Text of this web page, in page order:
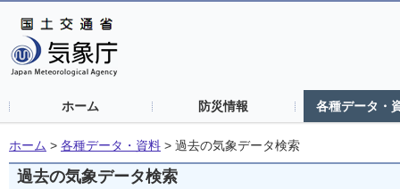
ホーム 防災情報 各種データ・
ホーム > 各種データ・資料 > 過去の気象データ検索
過去の気象データ検索